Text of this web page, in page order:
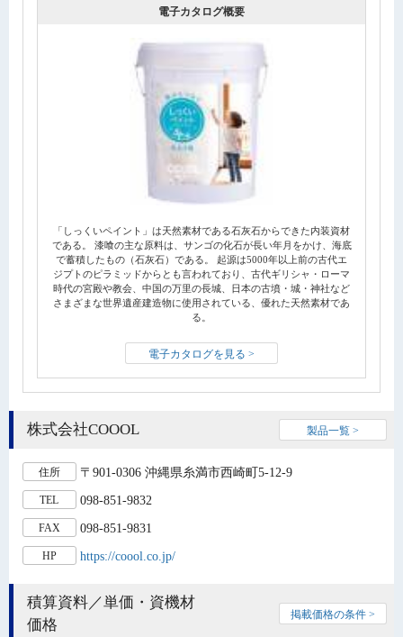
電子カタログ概要
「しっくいペイント」は天然素材である石灰石からできた内装資材
である。 漆喰の主な原料は、サンゴの化石が長い年月をかけ、海底
で蓄積したもの（石灰石）である。 起源は5000年以上前の古代エ
ジプトのピラミッドからとも言われており、古代ギリシャ・ローマ
時代の宮殿や教会、中国の万里の長城、日本の古墳・城・神社など
さまざまな世界遺産建造物に使用されている、優れた天然素材であ
る。
電子カタログを見る >
株式会社COOOL 製品一覧 >
住所 〒901-0306 沖縄県糸満市西崎町5-12-9
TEL 098-851-9832
FAX 098-851-9831
HP https://coool.co.jp/
積算資料／単価・資機材
価格
掲載価格の条件 >